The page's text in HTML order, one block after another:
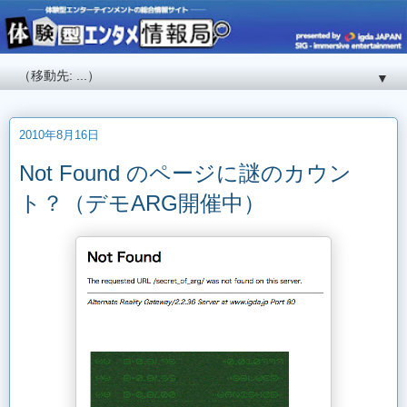
▼
2010年8月16日
Not Found のページに謎のカウン
ト？（デモARG開催中）